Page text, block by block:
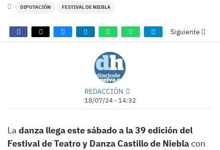
DIPUTACIÓN FESTIVAL DE NIEBLA
Siguiente
REDACCIÓN
18/07/24 - 14:32
La danza llega este sábado a la 39 edición del
Festival de Teatro y Danza Castillo de Nieblacon